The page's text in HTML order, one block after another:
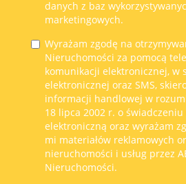
danych z baz
marketingowych.
Wyrażam zgodę na
Nieruchomości za pomocą
komunikacji elektronicznej, w
elektronicznej oraz SMS,
informacji handlowej w
18 lipca 2002 r. o świadczeniu
elektroniczną oraz wyrażam
mi materiałów reklamowych
nieruchomości i usług przez
Nieruchomości.